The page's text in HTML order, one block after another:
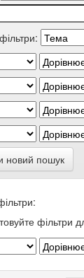
новий пошук
фільтри